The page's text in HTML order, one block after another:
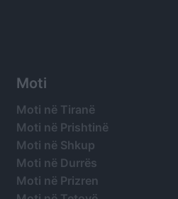
Moti
Moti në Tiranë
Moti në Prishtinë
Moti në Shkup
Moti në Durrës
Moti në Prizren